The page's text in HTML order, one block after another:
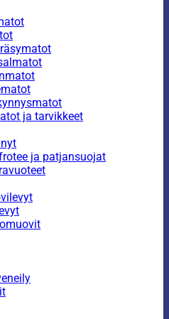
ja tarvikkeet
ja patjansuojat